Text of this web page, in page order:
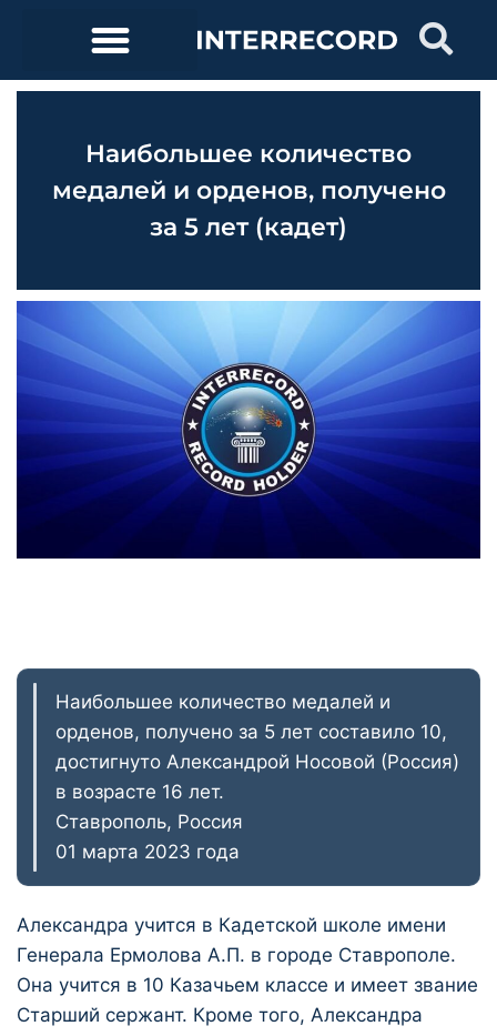
Наибольшее количество
медалей и орденов, получено
за 5 лет (кадет)
Наибольшее количество медалей и
орденов, получено за 5 лет составило 10,
достигнуто Александрой Носовой (Россия)
в возрасте 16 лет.
Ставрополь, Россия
01 марта 2023 года
Александра учится в Кадетской школе имени
Генерала Ермолова А.П. в городе Ставрополе.
Она учится в 10 Казачьем классе и имеет звание
Старший сержант. Кроме того, Александра